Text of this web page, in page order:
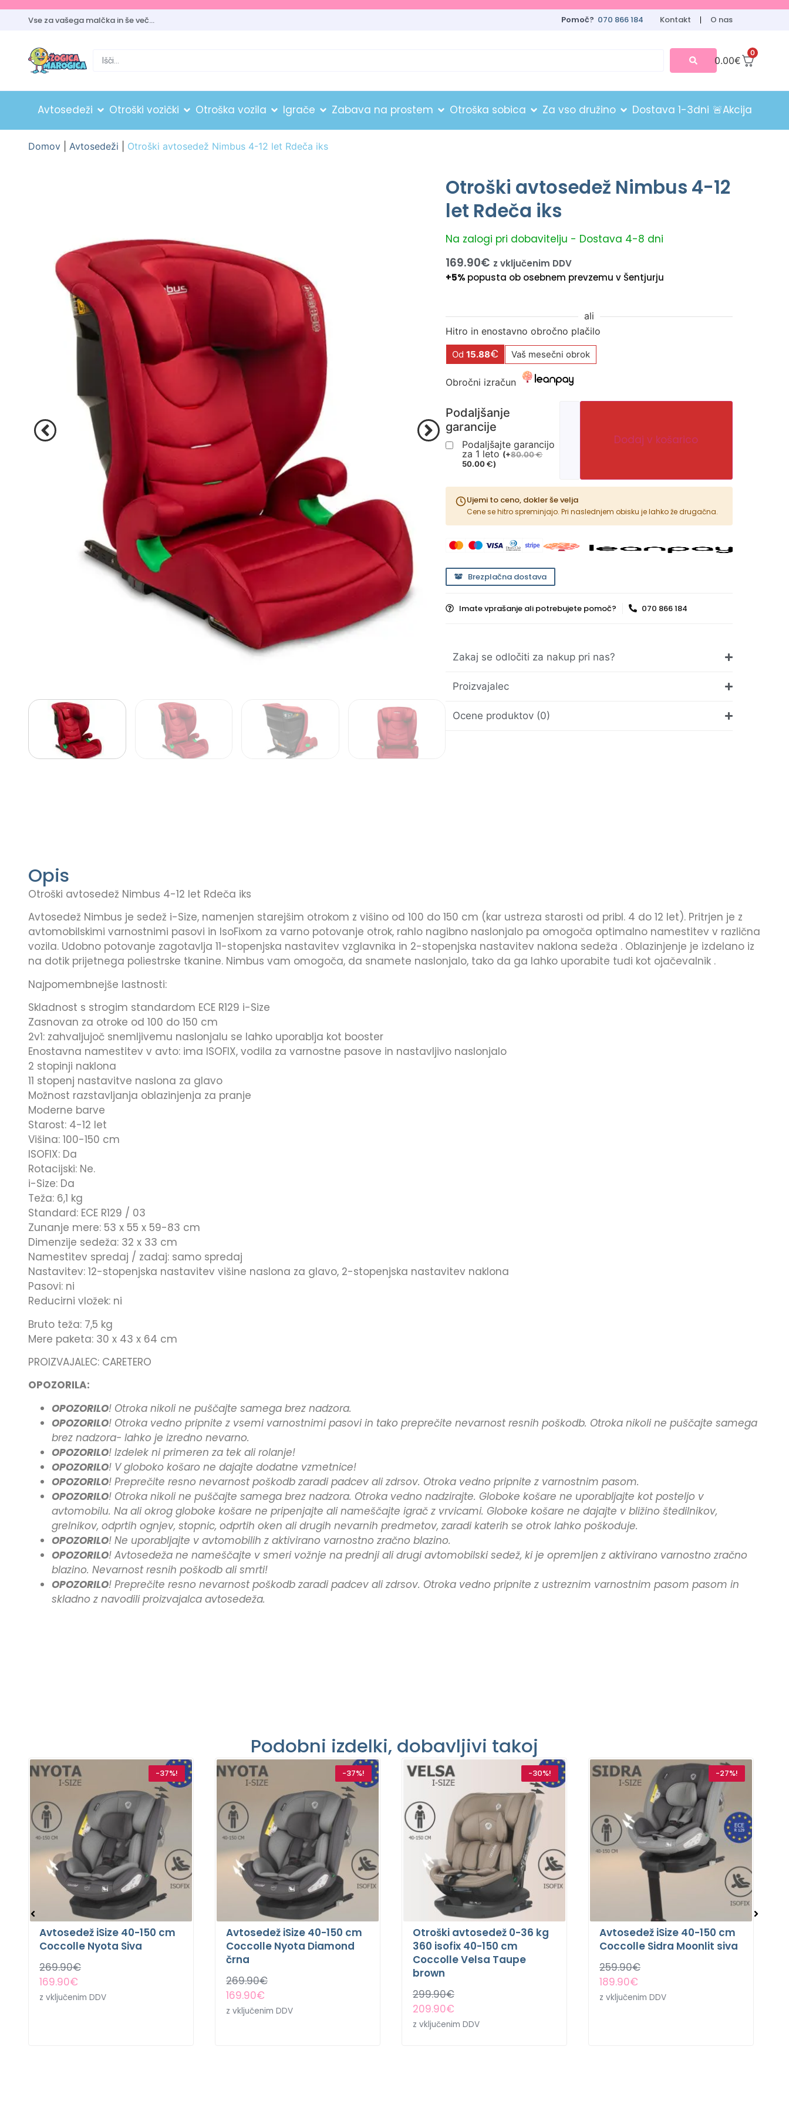
Vse za vašega malčka in še več… Pomoč? 070 866 184 Kontakt O nas
0
0.00€
Avtosedeži Otroški vozički Otroška vozila Igrače Zabava na prostem Otroška sobica Za vso družino Dostava 1-3dni 🚨Akcija
Domov Avtosedeži Otroški avtosedež Nimbus 4-12 let Rdeča iks
Otroški avtosedež Nimbus 4-12
let Rdeča iks
Na zalogi pri dobavitelju - Dostava 4-8 dni
169.90€ z vključenim DDV
+5% popusta ob osebnem prevzemu v Šentjurju
ali
Hitro in enostavno obročno plačilo
Od15.88€ Vaš mesečni obrok
Obročni izračun
Podaljšanje
garancije
Podaljšajte garancijo
za 1 leto (+80.00€
50.00 €)
Dodaj v košarico
Ujemi to ceno, dokler še velja
Cene se hitro spreminjajo. Pri naslednjem obisku je lahko že drugačna.
Brezplačna dostava
Imate vprašanje ali potrebujete pomoč? 070 866 184
Zakaj se odločiti za nakup pri nas?
Proizvajalec
Ocene produktov (0)
Opis
Otroški avtosedež Nimbus 4-12 let Rdeča iks
Avtosedež Nimbus je sedež i-Size, namenjen starejšim otrokom z višino od 100 do 150 cm (kar ustreza starosti od pribl. 4 do 12 let). Pritrjen je z
avtomobilskimi varnostnimi pasovi in ​​IsoFixom za varno potovanje otrok, rahlo nagibno naslonjalo pa omogoča optimalno namestitev v različna
vozila. Udobno potovanje zagotavlja 11-stopenjska nastavitev vzglavnika in 2-stopenjska nastavitev naklona sedeža . Oblazinjenje je izdelano iz
na dotik prijetnega poliestrske tkanine. Nimbus vam omogoča, da snamete naslonjalo, tako da ga lahko uporabite tudi kot ojačevalnik .
Najpomembnejše lastnosti:
Skladnost s strogim standardom ECE R129 i-Size
Zasnovan za otroke od 100 do 150 cm
2v1: zahvaljujoč snemljivemu naslonjalu se lahko uporablja kot booster
Enostavna namestitev v avto: ima ISOFIX, vodila za varnostne pasove in nastavljivo naslonjalo
2 stopinji naklona
11 stopenj nastavitve naslona za glavo
Možnost razstavljanja oblazinjenja za pranje
Moderne barve
Starost: 4-12 let
Višina: 100-150 cm
ISOFIX: Da
Rotacijski: Ne.
i-Size: Da
Teža: 6,1 kg
Standard: ECE R129 / 03
Zunanje mere: 53 x 55 x 59-83 cm
Dimenzije sedeža: 32 x 33 cm
Namestitev spredaj / zadaj: samo spredaj
Nastavitev: 12-stopenjska nastavitev višine naslona za glavo, 2-stopenjska nastavitev naklona
Pasovi: ni
Reducirni vložek: ni
Bruto teža: 7,5 kg
Mere paketa: 30 x 43 x 64 cm
PROIZVAJALEC: CARETERO
OPOZORILA:
OPOZORILO! Otroka nikoli ne puščajte samega brez nadzora.
OPOZORILO! Otroka vedno pripnite z vsemi varnostnimi pasovi in tako preprečite nevarnost resnih poškodb. Otroka nikoli ne puščajte samega
brez nadzora- lahko je izredno nevarno.
OPOZORILO! Izdelek ni primeren za tek ali rolanje!
OPOZORILO! V globoko košaro ne dajajte dodatne vzmetnice!
OPOZORILO! Preprečite resno nevarnost poškodb zaradi padcev ali zdrsov. Otroka vedno pripnite z varnostnim pasom.
OPOZORILO! Otroka nikoli ne puščajte samega brez nadzora. Otroka vedno nadzirajte. Globoke košare ne uporabljajte kot posteljo v
avtomobilu. Na ali okrog globoke košare ne pripenjajte ali nameščajte igrač z vrvicami. Globoke košare ne dajajte v bližino štedilnikov,
grelnikov, odprtih ognjev, stopnic, odprtih oken ali drugih nevarnih predmetov, zaradi katerih se otrok lahko poškoduje.
OPOZORILO! Ne uporabljajte v avtomobilih z aktivirano varnostno zračno blazino.
OPOZORILO! Avtosedeža ne nameščajte v smeri vožnje na prednji ali drugi avtomobilski sedež, ki je opremljen z aktivirano varnostno zračno
blazino. Nevarnost resnih poškodb ali smrti!
OPOZORILO! Preprečite resno nevarnost poškodb zaradi padcev ali zdrsov. Otroka vedno pripnite z ustreznim varnostnim pasom pasom in
skladno z navodili proizvajalca avtosedeža.
Podobni izdelki, dobavljivi takoj
-37%!
Avtosedež iSize 40-150 cm
Coccolle Nyota Siva
269.90€
169.90€
z vključenim DDV
-37%!
Avtosedež iSize 40-150 cm
Coccolle Nyota Diamond
črna
269.90€
169.90€
z vključenim DDV
-30%!
Otroški avtosedež 0-36 kg
360 isofix 40-150 cm
Coccolle Velsa Taupe
brown
299.90€
209.90€
z vključenim DDV
-27%!
Avtosedež iSize 40-150 cm
Coccolle Sidra Moonlit siva
259.90€
189.90€
z vključenim DDV